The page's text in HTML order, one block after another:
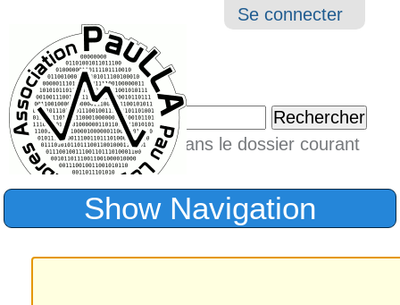
Outils
Se connecter
Chercher par
Seulement dans le dossier courant
Recherche
Show Navigation